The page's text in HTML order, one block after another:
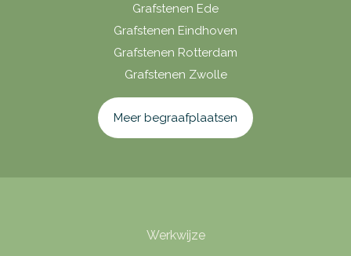
Grafstenen Ede
Grafstenen Eindhoven
Grafstenen Rotterdam
Grafstenen Zwolle
Meer begraafplaatsen
Werkwijze